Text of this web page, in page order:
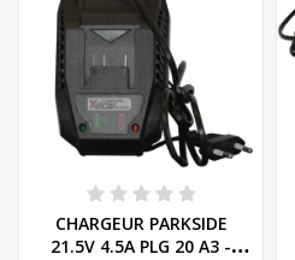
CHARGEUR PARKSIDE
21.5V 4.5A PLG 20 A3 -